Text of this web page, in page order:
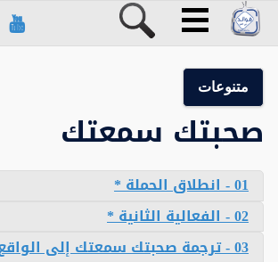
متنوعات
صحبتك سمعتك
01 - انطلاق الحملة *
02 - الفعالية الثانية *
03 - ترجمة صحبتك سمعتك إلى الواقع *